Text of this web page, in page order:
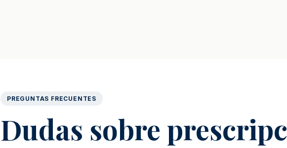
PREGUNTAS FRECUENTES
Dudas sobre